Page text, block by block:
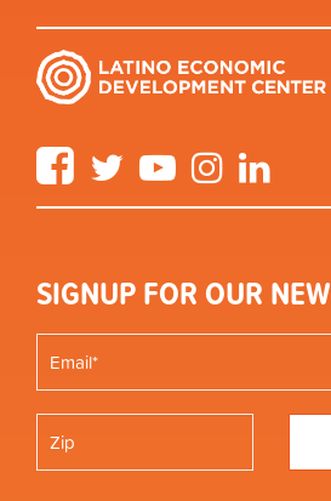
FacebookTwitter YouTube Instagram
SIGNUP FOR OUR